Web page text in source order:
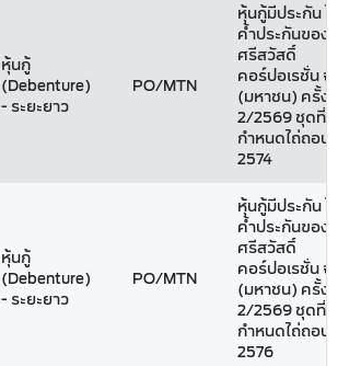
หุ้นกู้
(Debenture)
- ระยะยาว
PO/MTN
หุ้นกู้มีประกัน
ค้ำประกันของ
ศรีสวัสดิ์
คอร์ปอเรชั่น
(มหาชน) ครั้งที่
2/2569 ชุดที่
กำหนดไถ่ถอน
2574
หุ้นกู้
(Debenture)
- ระยะยาว
PO/MTN
หุ้นกู้มีประกัน
ค้ำประกันของ
ศรีสวัสดิ์
คอร์ปอเรชั่น
(มหาชน) ครั้งที่
2/2569 ชุดที่
กำหนดไถ่ถอน
2576